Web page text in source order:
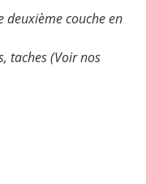
deuxième couche en
taches (Voir nos